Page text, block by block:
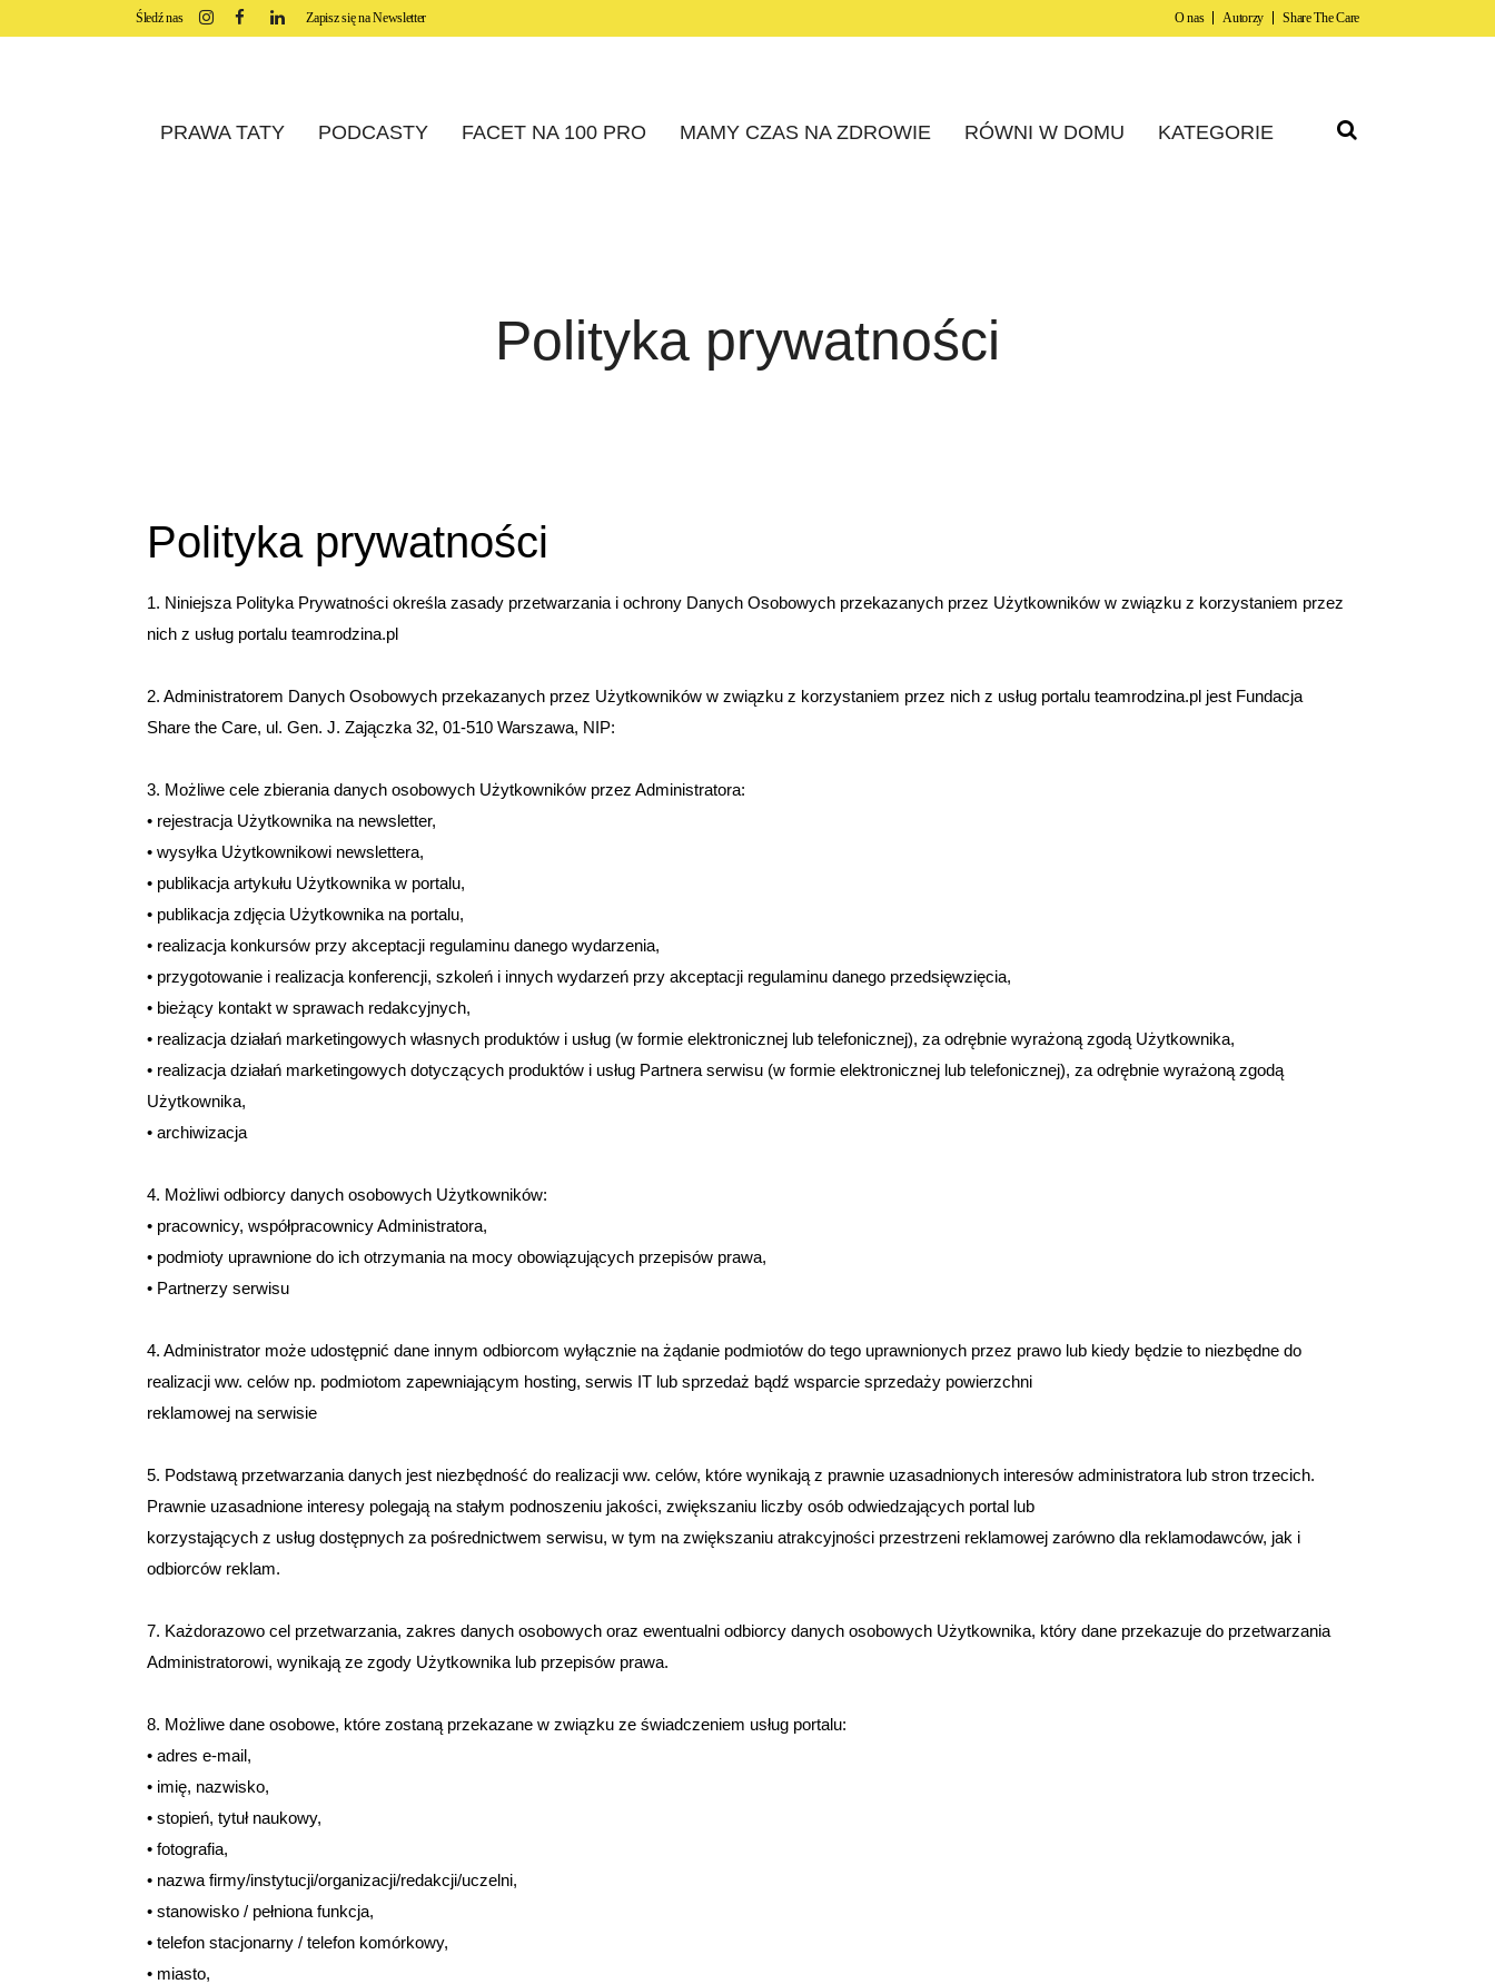
Śledź nas Zapisz się na Newsletter O nas Autorzy Share The Care
PRAWA TATY PODCASTY FACET NA 100 PRO MAMY CZAS NA ZDROWIE RÓWNI W DOMU KATEGORIE
Polityka prywatności
Polityka prywatności
1. Niniejsza Polityka Prywatności określa zasady przetwarzania i ochrony Danych Osobowych przekazanych przez Użytkowników w związku z korzystaniem przez
nich z usług portalu teamrodzina.pl
2. Administratorem Danych Osobowych przekazanych przez Użytkowników w związku z korzystaniem przez nich z usług portalu teamrodzina.pl jest Fundacja
Share the Care, ul. Gen. J. Zajączka 32, 01-510 Warszawa, NIP:
3. Możliwe cele zbierania danych osobowych Użytkowników przez Administratora:
• rejestracja Użytkownika na newsletter,
• wysyłka Użytkownikowi newslettera,
• publikacja artykułu Użytkownika w portalu,
• publikacja zdjęcia Użytkownika na portalu,
• realizacja konkursów przy akceptacji regulaminu danego wydarzenia,
• przygotowanie i realizacja konferencji, szkoleń i innych wydarzeń przy akceptacji regulaminu danego przedsięwzięcia,
• bieżący kontakt w sprawach redakcyjnych,
• realizacja działań marketingowych własnych produktów i usług (w formie elektronicznej lub telefonicznej), za odrębnie wyrażoną zgodą Użytkownika,
• realizacja działań marketingowych dotyczących produktów i usług Partnera serwisu (w formie elektronicznej lub telefonicznej), za odrębnie wyrażoną zgodą
Użytkownika,
• archiwizacja
4. Możliwi odbiorcy danych osobowych Użytkowników:
• pracownicy, współpracownicy Administratora,
• podmioty uprawnione do ich otrzymania na mocy obowiązujących przepisów prawa,
• Partnerzy serwisu
4. Administrator może udostępnić dane innym odbiorcom wyłącznie na żądanie podmiotów do tego uprawnionych przez prawo lub kiedy będzie to niezbędne do
realizacji ww. celów np. podmiotom zapewniającym hosting, serwis IT lub sprzedaż bądź wsparcie sprzedaży powierzchni
reklamowej na serwisie
5. Podstawą przetwarzania danych jest niezbędność do realizacji ww. celów, które wynikają z prawnie uzasadnionych interesów administratora lub stron trzecich.
Prawnie uzasadnione interesy polegają na stałym podnoszeniu jakości, zwiększaniu liczby osób odwiedzających portal lub
korzystających z usług dostępnych za pośrednictwem serwisu, w tym na zwiększaniu atrakcyjności przestrzeni reklamowej zarówno dla reklamodawców, jak i
odbiorców reklam.
7. Każdorazowo cel przetwarzania, zakres danych osobowych oraz ewentualni odbiorcy danych osobowych Użytkownika, który dane przekazuje do przetwarzania
Administratorowi, wynikają ze zgody Użytkownika lub przepisów prawa.
8. Możliwe dane osobowe, które zostaną przekazane w związku ze świadczeniem usług portalu:
• adres e-mail,
• imię, nazwisko,
• stopień, tytuł naukowy,
• fotografia,
• nazwa firmy/instytucji/organizacji/redakcji/uczelni,
• stanowisko / pełniona funkcja,
• telefon stacjonarny / telefon komórkowy,
• miasto,